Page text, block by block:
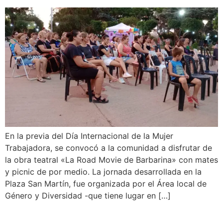
En la previa del Día Internacional de la Mujer
Trabajadora, se convocó a la comunidad a disfrutar de
la obra teatral «La Road Movie de Barbarina» con mates
y picnic de por medio. La jornada desarrollada en la
Plaza San Martín, fue organizada por el Área local de
Género y Diversidad -que tiene lugar en […]